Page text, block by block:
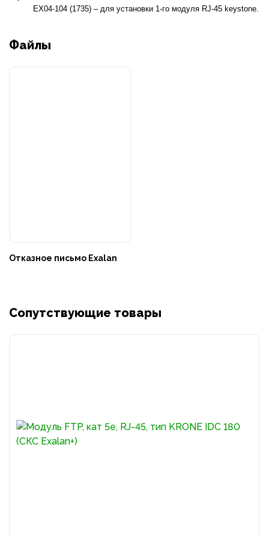
EX04-104 (1735) – для установки 1-го модуля RJ-45 keystone.
Файлы
Отказное письмо Exalan
Сопутствующие товары